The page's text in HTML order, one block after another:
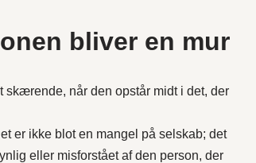
bliver en mur
når den opstår midt i det, der
er ikke blot en mangel på selskab; det
eller misforstået af den person, der